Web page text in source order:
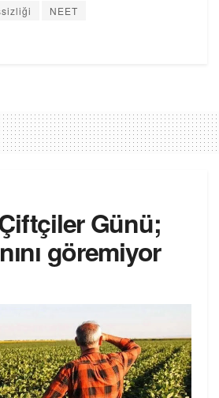
NEET
Günü;
göremiyor